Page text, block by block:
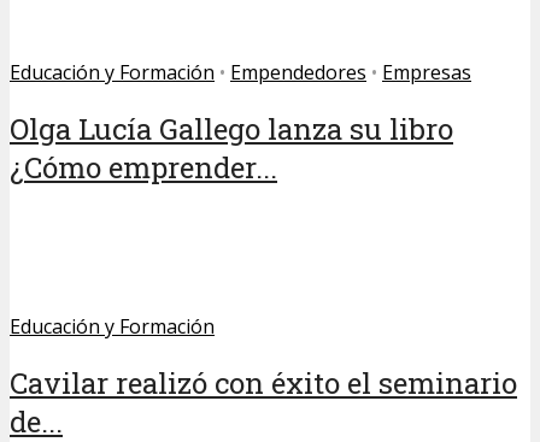
Educación y Formación • Empendedores • Empresas
Olga Lucía Gallego lanza su libro
¿Cómo emprender...
Educación y Formación
Cavilar realizó con éxito el seminario
de...